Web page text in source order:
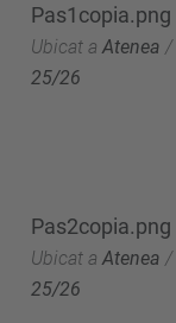
Pas1copia.png
Ubicat a Atenea /
25/26
Pas2copia.png
Ubicat a Atenea /
25/26